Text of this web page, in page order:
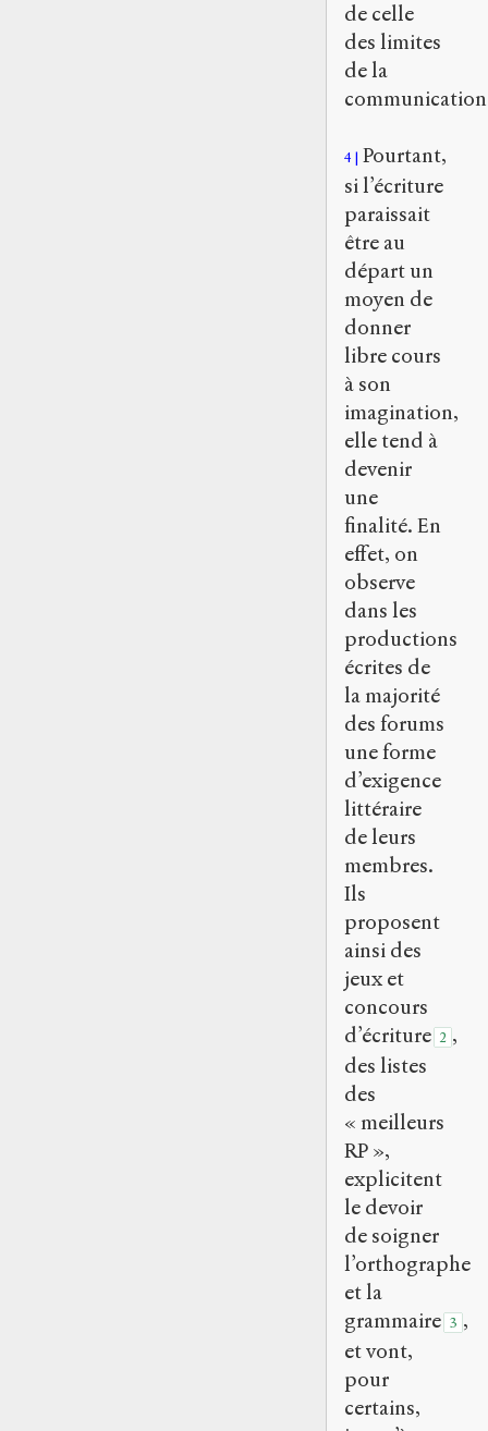
de celle
des limites
de la
4
Pourtant,
si l’écriture
paraissait
être au
départ un
moyen de
donner
libre cours
à son
imagination,
elle tend à
devenir
une
finalité. En
effet, on
observe
dans les
productions
écrites de
la majorité
des forums
une forme
d’exigence
littéraire
de leurs
membres.
Ils
proposent
ainsi des
jeux et
concours
d’écriture 2 ,
des listes
des
« meilleurs
RP »,
explicitent
le devoir
de soigner
l’orthographe
et la
grammaire 3 ,
et vont,
pour
certains,